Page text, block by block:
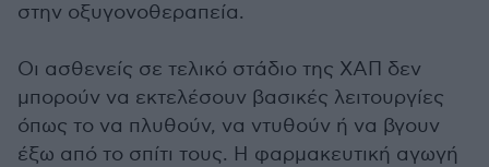
στην οξυγονοθεραπεία.
Οι ασθενείς σε τελικό στάδιο της ΧΑΠ δεν
μπορούν να εκτελέσουν βασικές λειτουργίες
όπως το να πλυθούν, να ντυθούν ή να βγουν
έξω από το σπίτι τους. Η φαρμακευτική αγωγή